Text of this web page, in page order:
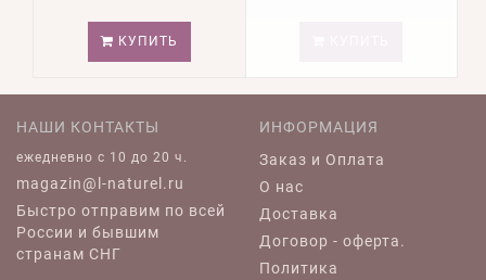
КУПИТЬ
НАШИ КОНТАКТЫ
ежедневно c 10 до 20 ч.
magazin@l-naturel.ru
Быстро отправим по всей
России и бывшим
странам СНГ
ИНФОРМАЦИЯ
Заказ и Оплата
О нас
Доставка
Договор - оферта.
Политика